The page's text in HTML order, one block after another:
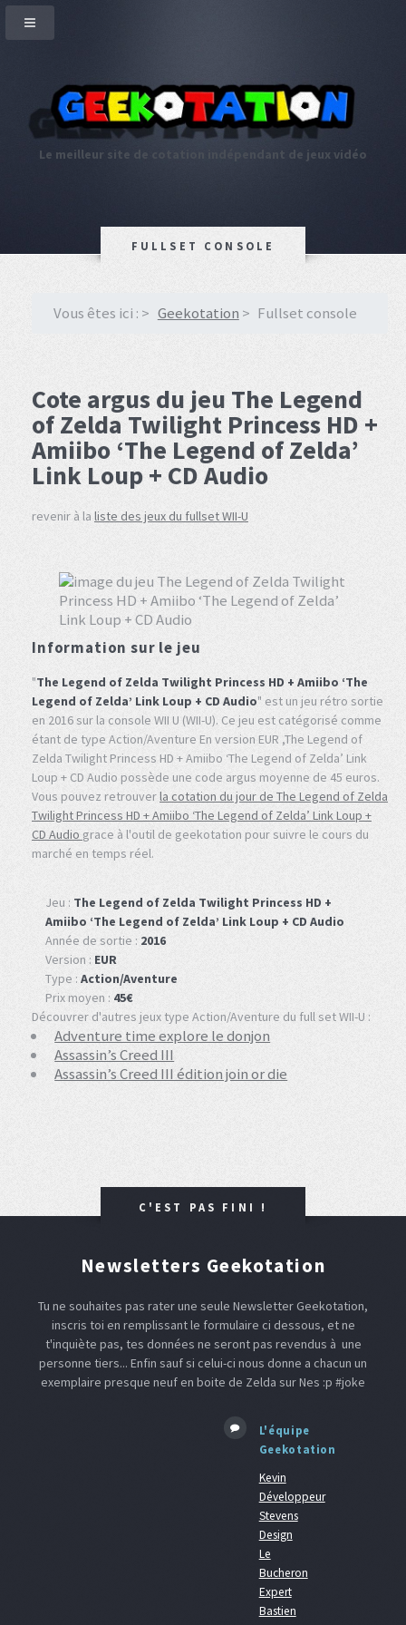
Le meilleur site de cotation indépendant de jeux vidéo
FULLSET CONSOLE
Vous êtes ici : Geekotation Fullset console
Cote argus du jeu The Legend
of Zelda Twilight Princess HD +
Amiibo ‘The Legend of Zelda’
Link Loup + CD Audio
revenir à la liste des jeux du fullset WII-U
Information sur le jeu
"The Legend of Zelda Twilight Princess HD + Amiibo ‘The
Legend of Zelda’ Link Loup + CD Audio" est un jeu rétro sortie
en 2016 sur la console WII U (WII-U). Ce jeu est catégorisé comme
étant de type Action/Aventure En version EUR ,The Legend of
Zelda Twilight Princess HD + Amiibo ‘The Legend of Zelda’ Link
Loup + CD Audio possède une code argus moyenne de 45 euros.
Vous pouvez retrouverla cotation du jour de The Legend of Zelda
Twilight Princess HD + Amiibo ‘The Legend of Zelda’ Link Loup +
CD Audio grace à l'outil de geekotation pour suivre le cours du
marché en temps réel.
Jeu : The Legend of Zelda Twilight Princess HD +
Amiibo ‘The Legend of Zelda’ Link Loup + CD Audio
Année de sortie : 2016
Version : EUR
Type : Action/Aventure
Prix moyen : 45€
Découvrer d'autres jeux type Action/Aventure du full set WII-U :
Adventure time explore le donjon
Assassin’s Creed III
Assassin’s Creed III édition join or die
C'EST PAS FINI !
Newsletters Geekotation
Tu ne souhaites pas rater une seule Newsletter Geekotation,
inscris toi en remplissant le formulaire ci dessous, et ne
t'inquiète pas, tes données ne seront pas revendus à une
personne tiers... Enfin sauf si celui-ci nous donne a chacun un
exemplaire presque neuf en boite de Zelda sur Nes :p #joke
L'équipe
Geekotation
Kevin
Développeur
Stevens
Design
Le
Bucheron
Expert
Bastien